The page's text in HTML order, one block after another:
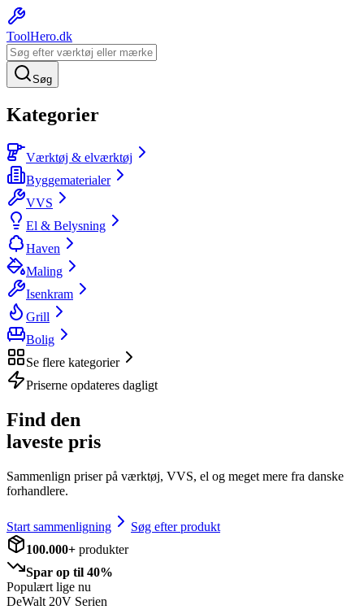
ToolHero.dk
Søg
Kategorier
Værktøj & elværktøj
Byggematerialer
VVS
El & Belysning
Haven
Maling
Isenkram
Grill
Bolig
Se flere kategorier
Priserne opdateres dagligt
Find den
laveste pris
Sammenlign priser på værktøj, VVS, el og meget mere fra danske
forhandlere.
Start sammenligning
Søg efter produkt
100.000+ produkter
Spar op til 40%
Populært lige nu
DeWalt 20V Serien